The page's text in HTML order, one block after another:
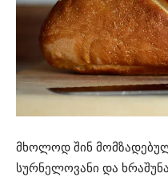
მხოლოდ შინ
სურნელოვანი და